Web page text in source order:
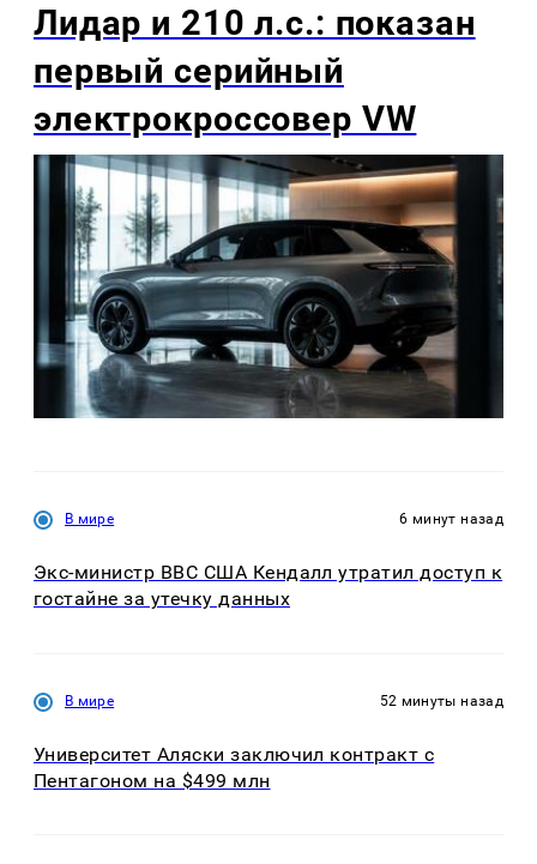
Лидар и 210 л.с.: показан
первый серийный
электрокроссовер VW
В мире 6 минут назад
Экс-министр ВВС США Кендалл утратил доступ к
гостайне за утечку данных
В мире 52 минуты назад
Университет Аляски заключил контракт с
Пентагоном на $499 млн